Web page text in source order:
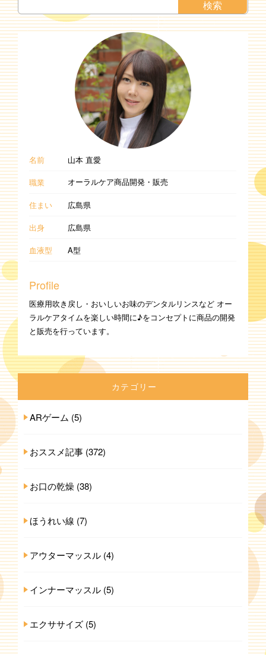
名前
山本 直愛
職業
オーラルケア商品開発・販売
住まい
広島県
出身
広島県
血液型
A型
Profile
医療用吹き戻し・おいしいお味のデンタルリンスなど オー
ラルケアタイムを楽しい時間に♪をコンセプトに商品の開発
と販売を行っています。
カテゴリー
ARゲーム (5)
おススメ記事 (372)
お口の乾燥 (38)
ほうれい線 (7)
アウターマッスル (4)
インナーマッスル (5)
エクササイズ (5)